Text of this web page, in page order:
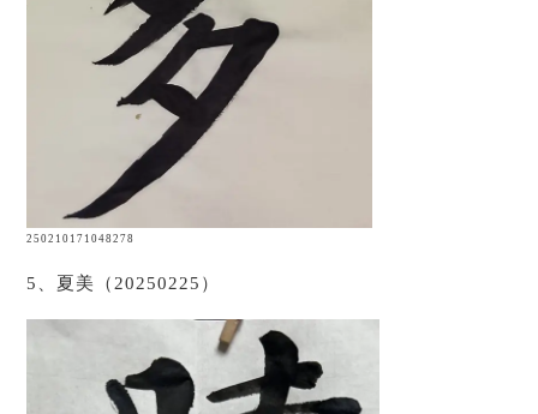
250210171048278
5、夏美（20250225）